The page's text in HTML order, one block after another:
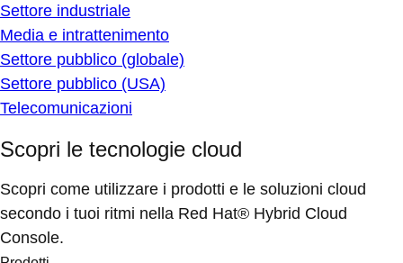
Settore industriale
Media e intrattenimento
Settore pubblico (globale)
Settore pubblico (USA)
Telecomunicazioni
Scopri le tecnologie cloud
Scopri come utilizzare i prodotti e le soluzioni cloud
secondo i tuoi ritmi nella Red Hat® Hybrid Cloud
Console.